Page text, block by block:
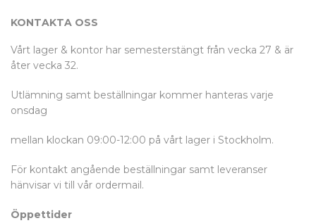
KONTAKTA OSS
Vårt lager & kontor har semesterstängt från vecka 27 & är
åter vecka 32.
Utlämning samt beställningar kommer hanteras varje
onsdag
mellan klockan 09:00-12:00 på vårt lager i Stockholm.
För kontakt angående beställningar samt leveranser
hänvisar vi till vår ordermail.
Öppettider